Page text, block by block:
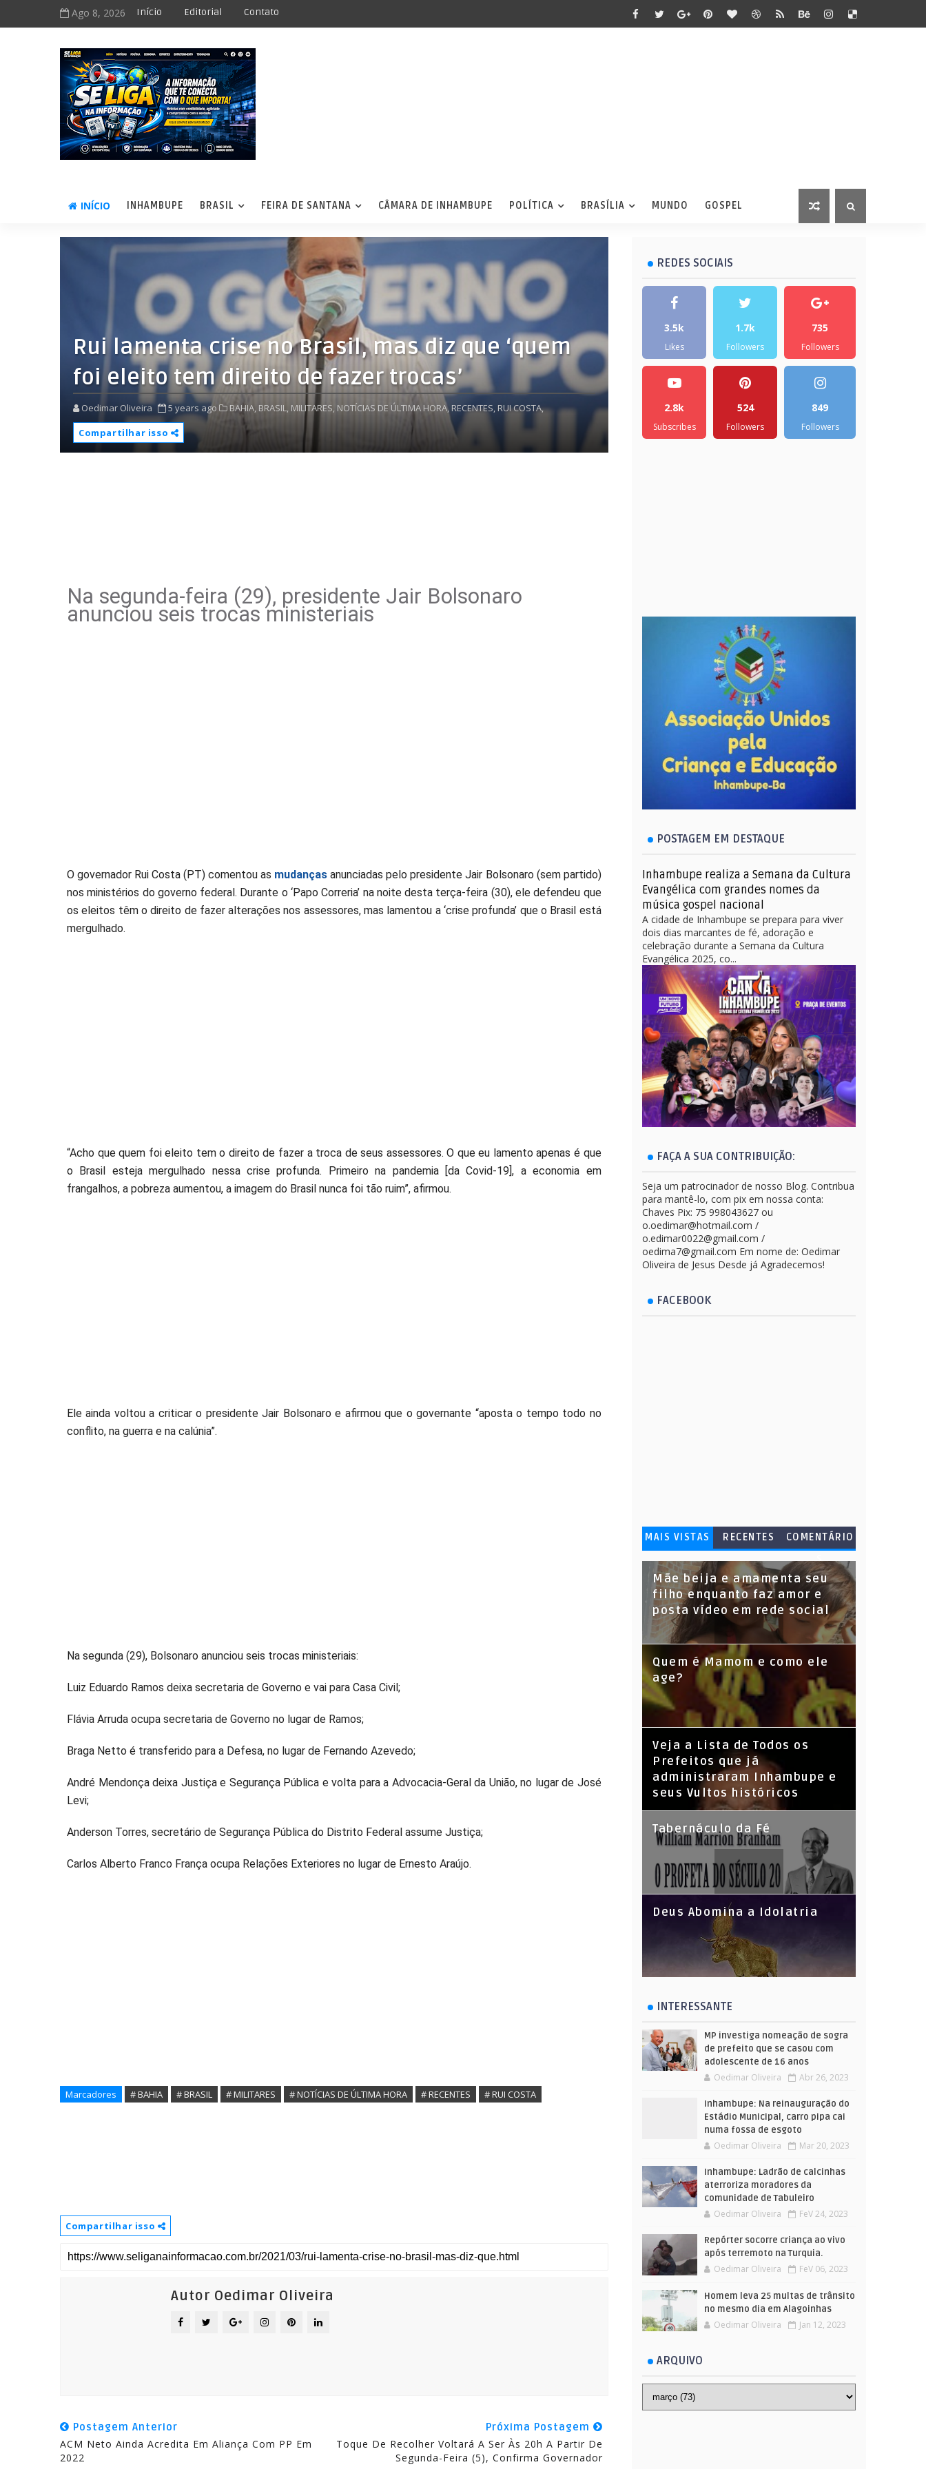
Ago 8, 2026 Início Editorial Contato
INÍCIO INHAMBUPE BRASIL FEIRA DE SANTANA CÂMARA DE INHAMBUPE POLÍTICA BRASÍLIA MUNDO GOSPEL
Rui lamenta crise no Brasil, mas diz que ‘quem
foi eleito tem direito de fazer trocas’
Oedimar Oliveira 5 years ago BAHIA, BRASIL, MILITARES, NOTÍCIAS DE ÚLTIMA HORA, RECENTES, RUI COSTA,
Compartilhar isso
Na segunda-feira (29), presidente Jair Bolsonaro
anunciou seis trocas ministeriais
O governador Rui Costa (PT) comentou as mudanças anunciadas pelo presidente Jair Bolsonaro (sem partido)
nos ministérios do governo federal. Durante o ‘Papo Correria’ na noite desta terça-feira (30), ele defendeu que
os eleitos têm o direito de fazer alterações nos assessores, mas lamentou a ‘crise profunda’ que o Brasil está
mergulhado.
“Acho que quem foi eleito tem o direito de fazer a troca de seus assessores. O que eu lamento apenas é que
o Brasil esteja mergulhado nessa crise profunda. Primeiro na pandemia [da Covid-19], a economia em
frangalhos, a pobreza aumentou, a imagem do Brasil nunca foi tão ruim”, afirmou.
Ele ainda voltou a criticar o presidente Jair Bolsonaro e afirmou que o governante “aposta o tempo todo no
conflito, na guerra e na calúnia”.
Na segunda (29), Bolsonaro anunciou seis trocas ministeriais:
Luiz Eduardo Ramos deixa secretaria de Governo e vai para Casa Civil;
Flávia Arruda ocupa secretaria de Governo no lugar de Ramos;
Braga Netto é transferido para a Defesa, no lugar de Fernando Azevedo;
André Mendonça deixa Justiça e Segurança Pública e volta para a Advocacia-Geral da União, no lugar de José
Levi;
Anderson Torres, secretário de Segurança Pública do Distrito Federal assume Justiça;
Carlos Alberto Franco França ocupa Relações Exteriores no lugar de Ernesto Araújo.
Marcadores # BAHIA # BRASIL # MILITARES # NOTÍCIAS DE ÚLTIMA HORA # RECENTES # RUI COSTA
Compartilhar isso
Autor Oedimar Oliveira
Postagem Anterior
ACM Neto Ainda Acredita Em Aliança Com PP Em
2022
Próxima Postagem
Toque De Recolher Voltará A Ser Às 20h A Partir De
Segunda-Feira (5), Confirma Governador
REDES SOCIAIS
3.5k
Likes
1.7k
Followers
735
Followers
2.8k
Subscribes
524
Followers
849
Followers
POSTAGEM EM DESTAQUE
Inhambupe realiza a Semana da Cultura
Evangélica com grandes nomes da
música gospel nacional
A cidade de Inhambupe se prepara para viver
dois dias marcantes de fé, adoração e
celebração durante a Semana da Cultura
Evangélica 2025, co...
FAÇA A SUA CONTRIBUIÇÃO:
Seja um patrocinador de nosso Blog. Contribua
para mantê-lo, com pix em nossa conta:
Chaves Pix: 75 998043627 ou
o.oedimar@hotmail.com /
o.edimar0022@gmail.com /
oedima7@gmail.com Em nome de: Oedimar
Oliveira de Jesus Desde já Agradecemos!
FACEBOOK
MAIS VISTAS RECENTES
COMENTÁRIO
S
Mãe beija e amamenta seu
filho enquanto faz amor e
posta vídeo em rede social
Quem é Mamom e como ele
age?
Veja a Lista de Todos os
Prefeitos que já
administraram Inhambupe e
seus Vultos históricos
Tabernáculo da Fé
Deus Abomina a Idolatria
INTERESSANTE
MP investiga nomeação de sogra
de prefeito que se casou com
adolescente de 16 anos
Oedimar Oliveira Abr 26, 2023
Inhambupe: Na reinauguração do
Estádio Municipal, carro pipa cai
numa fossa de esgoto
Oedimar Oliveira Mar 20, 2023
Inhambupe: Ladrão de calcinhas
aterroriza moradores da
comunidade de Tabuleiro
Oedimar Oliveira FeV 24, 2023
Repórter socorre criança ao vivo
após terremoto na Turquia.
Oedimar Oliveira FeV 06, 2023
Homem leva 25 multas de trânsito
no mesmo dia em Alagoinhas
Oedimar Oliveira Jan 12, 2023
ARQUIVO